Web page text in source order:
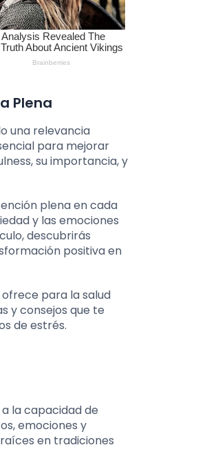
Plena
una relevancia
para mejorar
su importancia, y
plena en cada
y las emociones
descubrirás
positiva en
para la salud
y consejos que te
de estrés.
la capacidad de
emociones y
en tradiciones